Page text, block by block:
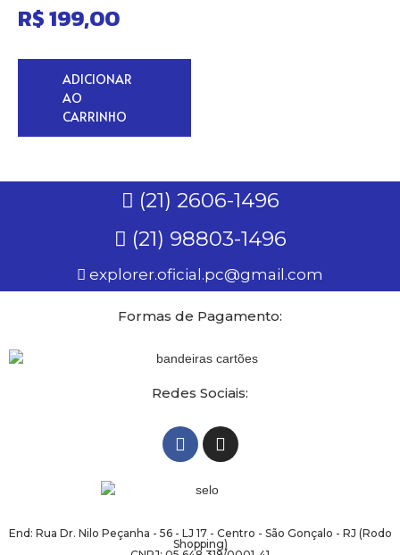
R$199,00
ADICIONAR
AO
CARRINHO
(21) 2606-1496
(21) 98803-1496
explorer.oficial.pc@gmail.com
Formas de Pagamento:
Redes Sociais:
End: Rua Dr. Nilo Peçanha - 56 - LJ 17 - Centro - São Gonçalo - RJ (Rodo
Shopping)